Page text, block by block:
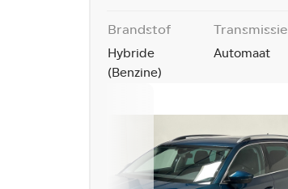
Brandstof
Hybride
(Benzine)
Transmissie
Automaat